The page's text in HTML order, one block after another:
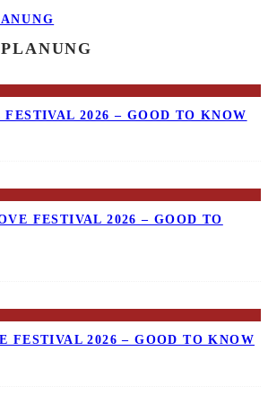
FESTIVAL 2026 – GOOD TO KNOW
FESTIVAL 2026 – GOOD TO
FESTIVAL 2026 – GOOD TO KNOW